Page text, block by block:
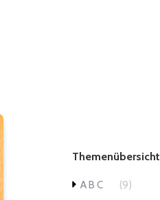
Themenübersicht
A B C
(9)